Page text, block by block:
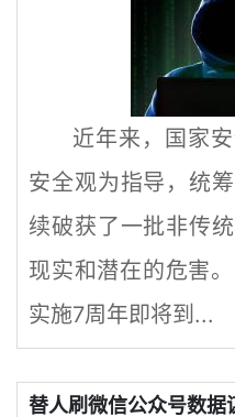
近年来，国家
安全观为指导，统
续破获了一批非传
现实和潜在的危害
实施7周年即将到...
替人刷微信公众号数据